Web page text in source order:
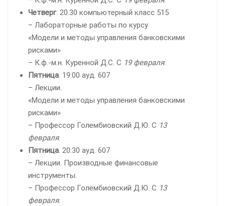
Четверг. 20.30 компьютерный класс 515
– Лабораторные работы по курсу
«Модели и методы управления банковскими
рисками»
– К.ф.-м.н. Куренной Д.С. С 19 февраля.
Пятница. 19:00 ауд. 607
– Лекции.
«Модели и методы управления банковскими
рисками»
– Профессор Голембиовский Д.Ю. С 13
февраля.
Пятница. 20:30 ауд. 607
– Лекции. Производные финансовые
инструменты.
– Профессор Голембиовский Д.Ю. С 13
февраля.